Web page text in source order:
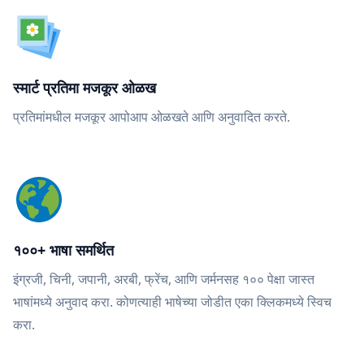
स्मार्ट प्रतिमा मजकूर ओळख
प्रतिमांमधील मजकूर आपोआप ओळखते आणि अनुवादित करते.
१००+ भाषा समर्थित
इंग्रजी, चिनी, जपानी, अरबी, फ्रेंच, आणि जर्मनसह १०० पेक्षा जास्त
भाषांमध्ये अनुवाद करा. कोणत्याही भाषेच्या जोडीत एका क्लिकमध्ये स्विच
करा.